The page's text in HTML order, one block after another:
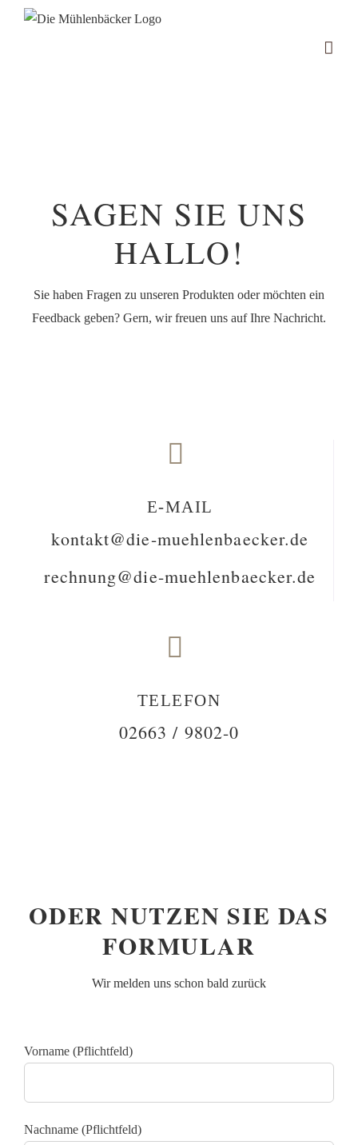
SAGEN SIE UNS
HALLO!
Sie haben Fragen zu unseren Produkten oder möchten ein
Feedback geben? Gern, wir freuen uns auf Ihre Nachricht.
E-MAIL
kontakt@die-muehlenbaecker.de
rechnung@die-muehlenbaecker.de
TELEFON
02663 / 9802-0
ODER NUTZEN SIE DAS
FORMULAR
Wir melden uns schon bald zurück
Vorname (Pflichtfeld)
Nachname (Pflichtfeld)